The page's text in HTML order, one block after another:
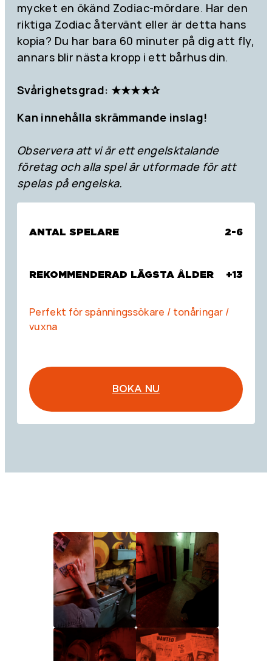
mycket en ökänd Zodiac-mördare. Har den
riktiga Zodiac återvänt eller är detta hans
kopia? Du har bara 60 minuter på dig att fly,
annars blir nästa kropp i ett bårhus din.
Svårighetsgrad: ★★★★✰
Kan innehålla skrämmande inslag!
Observera att vi är ett engelsktalande
företag och alla spel är utformade för att
spelas på engelska.
ANTAL SPELARE 2-6
REKOMMENDERAD LÄGSTA ÅLDER +13
Perfekt för spänningssökare / tonåringar /
vuxna
BOKA NU